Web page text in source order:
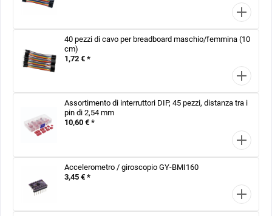
40 pezzi di cavo per breadboard maschio/femmina (10
cm)
1,72 € *
Assortimento di interruttori DIP, 45 pezzi, distanza tra i
pin di 2,54 mm
10,60 € *
Accelerometro / giroscopio GY-BMI160
3,45 € *